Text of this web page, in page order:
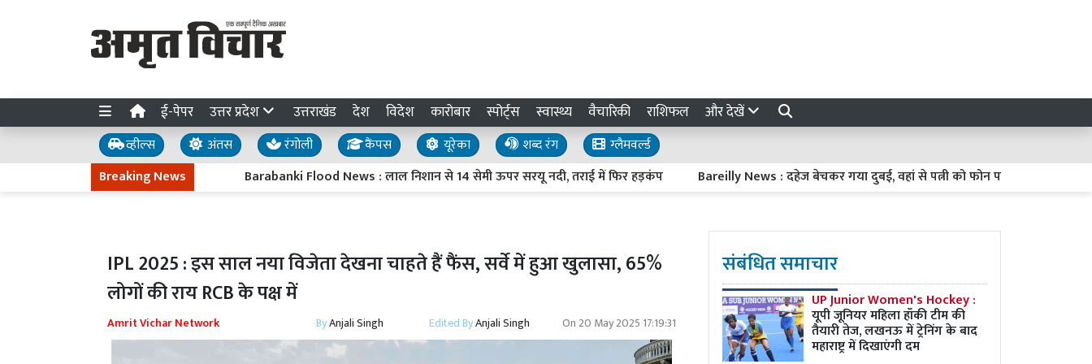
ई-पेपर उत्तर प्रदेश उत्तराखंड देश विदेश कारोबार स्पोर्ट्स स्वास्थ्य वैचारिकी राशिफल और देखें
व्हील्स अंतस रंगोली कैंपस यूरेका शब्द रंग
ग्लैमवर्ल्ड
Breaking NewsBarabanki Flood News : लाल निशान से 14 सेमी ऊपर सरयू नदी, तराई में फिर हड़कंप Bareilly News : दहेज बेचकर गया दुबई, वहां से पत्नी को फोन पर दिया तलाक
IPL 2025 : इस साल नया विजेता देखना चाहते हैं फैंस, सर्वे में हुआ खुलासा, 65%
लोगों की राय RCB के पक्ष में
Amrit Vichar Network ByAnjali Singh Edited ByAnjali Singh On 20 May 2025 17:19:31
संबंधित समाचार
UP Junior Women's Hockey :
यूपी जूनियर महिला हॉकी टीम की
तैयारी तेज, लखनऊ में ट्रेनिंग के बाद
महाराष्ट्र में दिखाएंगी दम